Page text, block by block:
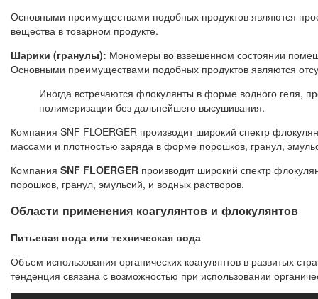
Основными преимуществами подобных продуктов являются
вещества в товарном продукте.
Шарики (гранулы): Мономеры во взвешенном состоянии
Основными преимуществами подобных продуктов являются
Иногда встречаются флокулянты в форме водного геля,
полимеризации без дальнейшего высушивания.
Компания SNF FLOERGER производит широкий спектр
массами и плотностью заряда в форме порошков, гранул,
Компания SNF FLOERGER производит широкий спектр
порошков, гранул, эмульсий, и водных растворов.
Области применения коагулянтов и флокулянтов
Питьевая вода или техническая вода
Объем использования органических коагулянтов в развитых
тенденция связана с возможностью при использовании